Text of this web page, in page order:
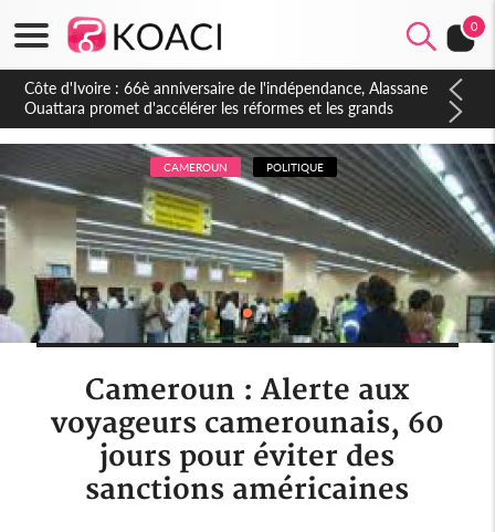
0
Côte d'Ivoire : À Abidjan, Amadou Oury Bah admire le modèle
ivoirien et veut s'en inspirer pour accélérer le développement
de la Guinée
CAMEROUN POLITIQUE
Cameroun : Alerte aux
voyageurs camerounais, 60
jours pour éviter des
sanctions américaines